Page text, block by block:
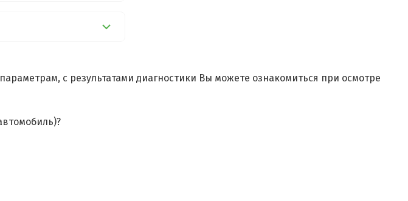
с результатами диагностики Вы можете ознакомиться при осмотре